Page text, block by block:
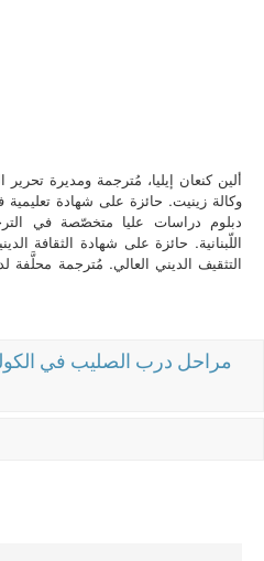
ألين كنعان إيليا، مُترجمة ومديرة
وكالة زينيت. حائزة على شهادة
دبلوم دراسات عليا متخصّصة في
اللّبنانية. حائزة على شهادة الثقافة
التثقيف الديني العالي. مُترجمة محلَّفة
مراحل درب الصليب في